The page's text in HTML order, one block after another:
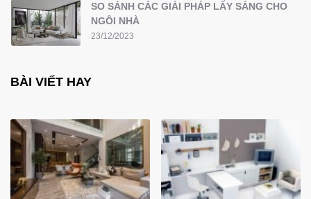
SO SÁNH CÁC GIẢI PHÁP LẤY SÁNG CHO
NGÔI NHÀ
23/12/2023
BÀI VIẾT HAY